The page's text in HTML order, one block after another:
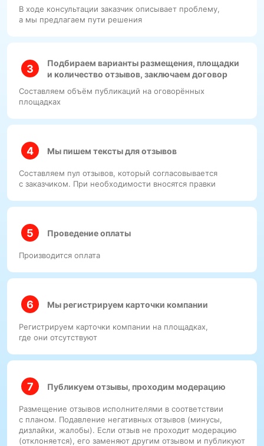
В ходе консультации заказчик описывает проблему,
а мы предлагаем пути решения
Подбираем варианты размещения, площадки
и количество отзывов, заключаем договор
Составляем объём публикаций на оговорённых
площадках
Мы пишем тексты для отзывов
Составляем пул отзывов, который согласовывается
с заказчиком. При необходимости вносятся правки
Проведение оплаты
Производится оплата
Мы регистрируем карточки компании
Регистрируем карточки компании на площадках,
где они отсутствуют
Публикуем отзывы, проходим модерацию
Размещение отзывов исполнителями в соответствии
с планом. Подавление негативных отзывов (минусы,
дизлайки, жалобы). Если отзыв не проходит модерацию
(отклоняется), его заменяют другим отзывом и публикуют